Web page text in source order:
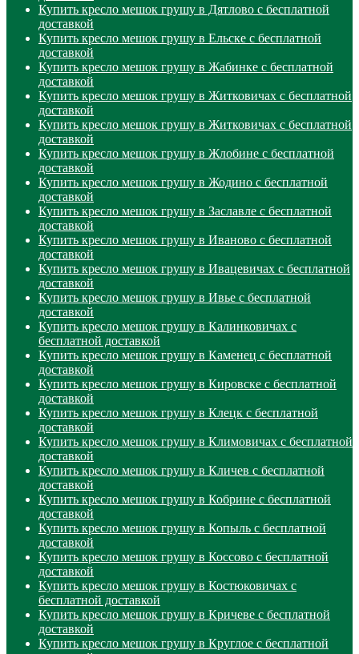
Купить кресло мешок грушу в Дятлово с бесплатной
доставкой
Купить кресло мешок грушу в Ельске с бесплатной
доставкой
Купить кресло мешок грушу в Жабинке с бесплатной
доставкой
Купить кресло мешок грушу в Житковичах с бесплатной
доставкой
Купить кресло мешок грушу в Житковичах с бесплатной
доставкой
Купить кресло мешок грушу в Жлобине с бесплатной
доставкой
Купить кресло мешок грушу в Жодино с бесплатной
доставкой
Купить кресло мешок грушу в Заславле с бесплатной
доставкой
Купить кресло мешок грушу в Иваново с бесплатной
доставкой
Купить кресло мешок грушу в Ивацевичах с бесплатной
доставкой
Купить кресло мешок грушу в Ивье с бесплатной
доставкой
Купить кресло мешок грушу в Калинковичах с
бесплатной доставкой
Купить кресло мешок грушу в Каменец с бесплатной
доставкой
Купить кресло мешок грушу в Кировске с бесплатной
доставкой
Купить кресло мешок грушу в Клецк с бесплатной
доставкой
Купить кресло мешок грушу в Климовичах с бесплатной
доставкой
Купить кресло мешок грушу в Кличев с бесплатной
доставкой
Купить кресло мешок грушу в Кобрине с бесплатной
доставкой
Купить кресло мешок грушу в Копыль с бесплатной
доставкой
Купить кресло мешок грушу в Коссово с бесплатной
доставкой
Купить кресло мешок грушу в Костюковичах с
бесплатной доставкой
Купить кресло мешок грушу в Кричеве с бесплатной
доставкой
Купить кресло мешок грушу в Круглое с бесплатной